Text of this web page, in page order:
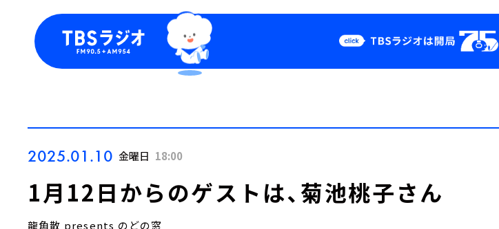
Podcast
YouTube
2025.01.10 金曜日 18:00
1月12日からのゲストは、菊池桃子さん
龍角散 presents のどの窓